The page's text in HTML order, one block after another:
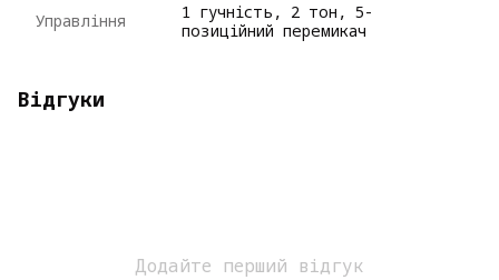
Управління
1 гучність, 2 тон, 5-
позиційний перемикач
Відгуки
Додайте перший відгук